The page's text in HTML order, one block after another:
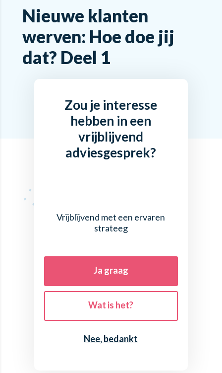
Nieuwe klanten
werven: Hoe doe jij
dat? Deel 1
Zou je interesse
hebben in een
vrijblijvend
adviesgesprek?
Vrijblijvend met een ervaren
strateeg
Ja graag
Wat is het?
Nee, bedankt